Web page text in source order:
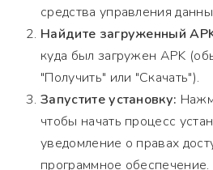
средства управления
Найдите загруженный
куда был загружен APK
"Получить" или "Скачать").
Запустите установку:
чтобы начать процесс
уведомление о правах
программное обеспечение.